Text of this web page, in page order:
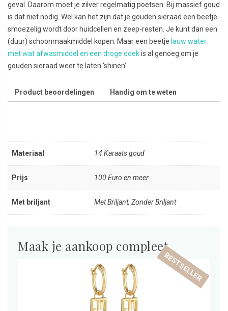
geval. Daarom moet je zilver regelmatig poetsen. Bij massief goud
is dat niet nodig. Wel kan het zijn dat je gouden sieraad een beetje
smoezelig wordt door huidcellen en zeep-resten. Je kunt dan een
(duur) schoonmaakmiddel kopen. Maar een beetje lauw water
met wat afwasmiddel en een droge doekis al genoeg om je
gouden sieraad weer te laten ‘shinen’.
Product beoordelingen Handig om te weten
Materiaal 14 Karaats goud
Prijs 100 Euro en meer
Met briljant Met Briljant, Zonder Briljant
Maak je aankoop compleet
BESTSELLER